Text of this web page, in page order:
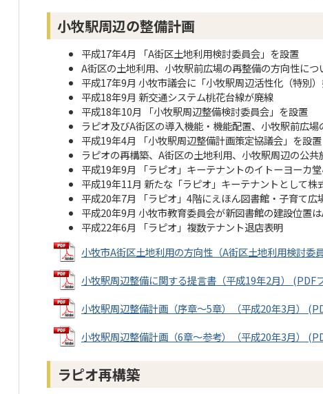
小牧駅周辺の整備計画
平成17年4月 「A街区土地利用検討委員会」を設置
A街区の土地利用、小牧駅前広場の再整備の方向性につ
平成17年9月 小牧市議会に「小牧駅周辺活性化（特別
平成18年9月 新交通システム桃花台線が廃線
平成18年10月 「小牧駅周辺整備検討委員会」を設置
ラピオ及びA街区の導入機能・機能配置、小牧駅前広場
平成19年4月 「小牧駅周辺整備計画策定協議会」を設置
ラピオの再構築、A街区の土地利用、小牧駅周辺の公
平成19年9月 「ラピオ」キーテナントのイトーヨーカ
平成19年11月 新たな「ラピオ」キーテナントとして
平成20年7月 「ラピオ」4階にえほん図書館・子育て広
平成20年9月 小牧市教育委員会が新図書館の建設位置は
平成22年6月 「ラピオ」複数テナント退店表明
小牧市A街区土地利用の方向性（A街区土地利用検討
小牧駅周辺整備に関する提言書（平成19年2月） (PDF
小牧駅周辺整備計画（序章～5章）（平成20年3月）
小牧駅周辺整備計画（6章～参考）（平成20年3月）
ラピオ再構築